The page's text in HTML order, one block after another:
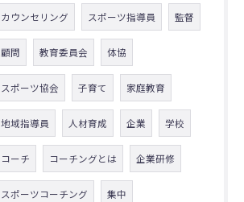
カウンセリング スポーツ指導員 監督
顧問 教育委員会 体協
スポーツ協会 子育て 家庭教育
地域指導員 人材育成 企業 学校
コーチ コーチングとは 企業研修
スポーツコーチング 集中